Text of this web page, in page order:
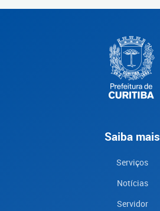
Saiba mais
Serviços
Notícias
Servidor